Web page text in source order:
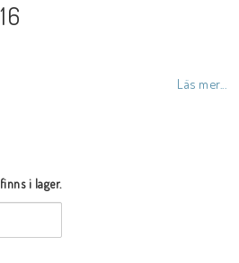
Läs mer...
i lager.